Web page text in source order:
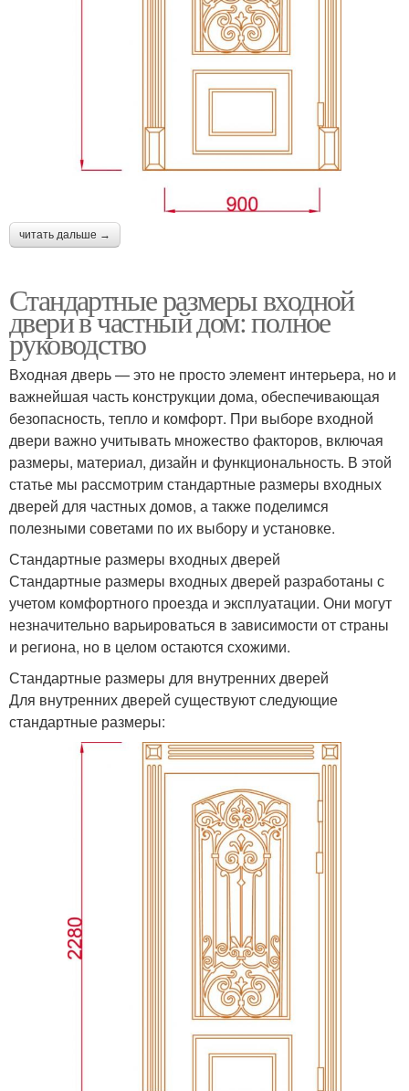
читать дальше →
Стандартные размеры входной
двери в частный дом: полное
руководство
Входная дверь — это не просто элемент интерьера, но и
важнейшая часть конструкции дома, обеспечивающая
безопасность, тепло и комфорт. При выборе входной
двери важно учитывать множество факторов, включая
размеры, материал, дизайн и функциональность. В этой
статье мы рассмотрим стандартные размеры входных
дверей для частных домов, а также поделимся
полезными советами по их выбору и установке.
Стандартные размеры входных дверей
Стандартные размеры входных дверей разработаны с
учетом комфортного проезда и эксплуатации. Они могут
незначительно варьироваться в зависимости от страны
и региона, но в целом остаются схожими.
Стандартные размеры для внутренних дверей
Для внутренних дверей существуют следующие
стандартные размеры: